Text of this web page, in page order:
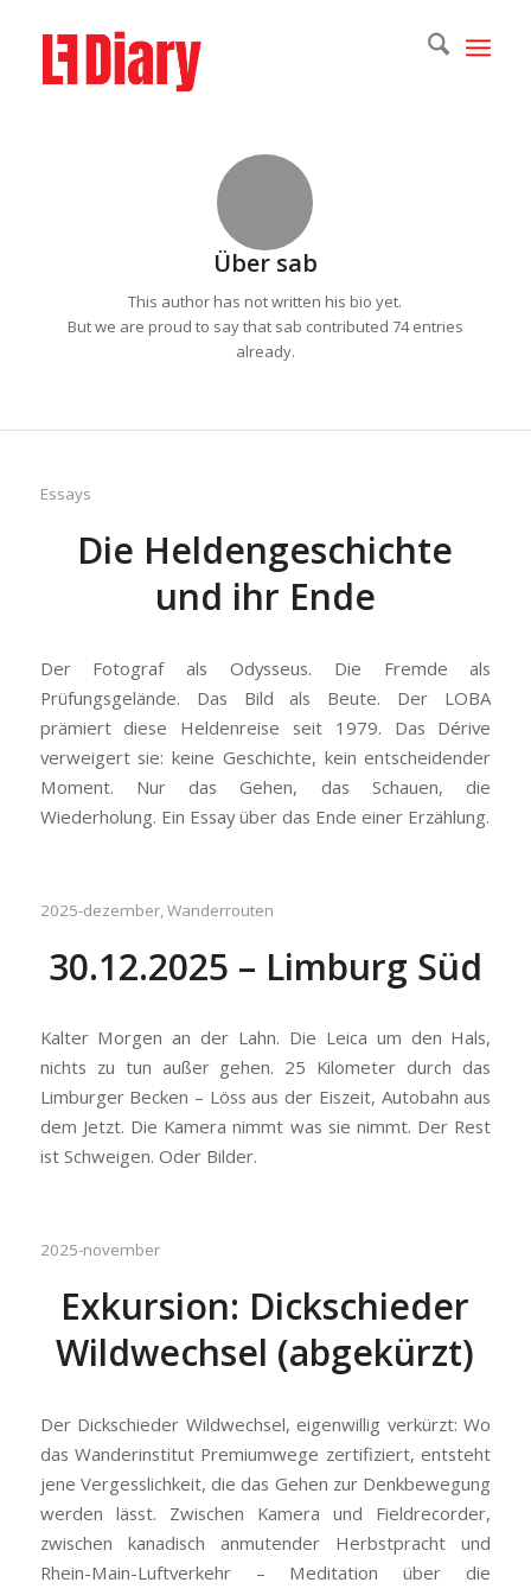
Über sab
This author has not written his bio yet.
But we are proud to say that sab contributed 74 entries
already.
Essays
Die Heldengeschichte
und ihr Ende
Der Fotograf als Odysseus. Die Fremde als
Prüfungsgelände. Das Bild als Beute. Der LOBA
prämiert diese Heldenreise seit 1979. Das Dérive
verweigert sie: keine Geschichte, kein entscheidender
Moment. Nur das Gehen, das Schauen, die
Wiederholung. Ein Essay über das Ende einer Erzählung.
2025-dezember, Wanderrouten
30.12.2025 – Limburg Süd
Kalter Morgen an der Lahn. Die Leica um den Hals,
nichts zu tun außer gehen. 25 Kilometer durch das
Limburger Becken – Löss aus der Eiszeit, Autobahn aus
dem Jetzt. Die Kamera nimmt was sie nimmt. Der Rest
ist Schweigen. Oder Bilder.
2025-november
Exkursion: Dickschieder
Wildwechsel (abgekürzt)
Der Dickschieder Wildwechsel, eigenwillig verkürzt: Wo
das Wanderinstitut Premiumwege zertifiziert, entsteht
jene Vergesslichkeit, die das Gehen zur Denkbewegung
werden lässt. Zwischen Kamera und Fieldrecorder,
zwischen kanadisch anmutender Herbstpracht und
Rhein-Main-Luftverkehr – Meditation über die